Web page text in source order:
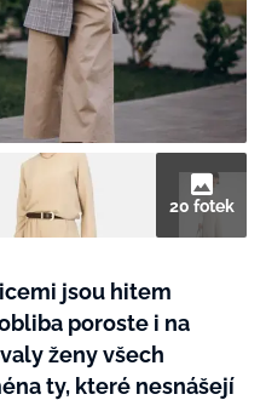
- 599 KČ
PŘEDPLATNÉ SVĚT ŽENY +
MANA (10 ks)
20 fotek
jsou hitem
poroste i na
ženy všech
ty, které nesnášejí